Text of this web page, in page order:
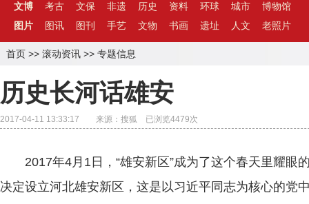
文博 考古 文保 非遗 历史 资料 环球 城市
博物馆
图片
图讯 图刊 手艺 文物 书画 遗址 人文 老照片
首页 >> 滚动资讯 >> 专题信息
历史长河话雄安
2017-04-11 13:33:17 来源：搜狐 已浏览4479次
2017年4月1日，“雄安新区”成为了这个春天里耀眼
决定设立河北雄安新区，这是以习近平同志为核心的党